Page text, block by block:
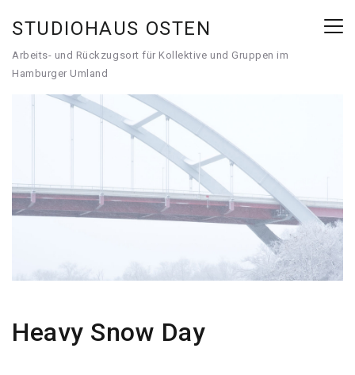
STUDIOHAUS OSTEN
Arbeits- und Rückzugsort für Kollektive und Gruppen im
Hamburger Umland
Heavy Snow Day